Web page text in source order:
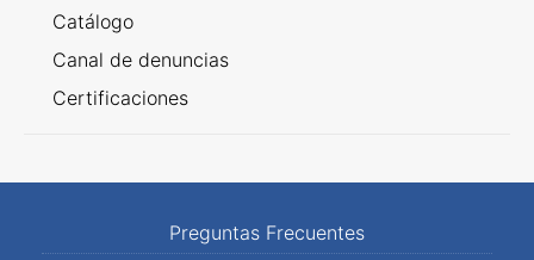
Catálogo
Canal de denuncias
Certificaciones
Preguntas Frecuentes